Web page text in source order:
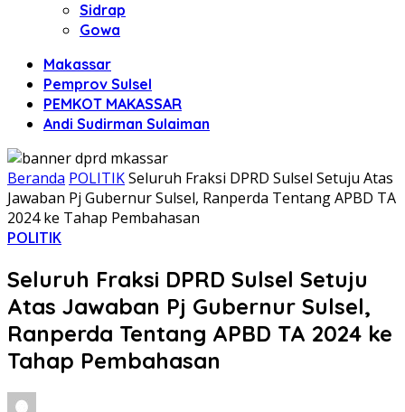
Sidrap
Gowa
Makassar
Pemprov Sulsel
PEMKOT MAKASSAR
Andi Sudirman Sulaiman
Beranda POLITIKSeluruh Fraksi DPRD Sulsel Setuju Atas
Jawaban Pj Gubernur Sulsel, Ranperda Tentang APBD TA
2024 ke Tahap Pembahasan
POLITIK
Seluruh Fraksi DPRD Sulsel Setuju
Atas Jawaban Pj Gubernur Sulsel,
Ranperda Tentang APBD TA 2024 ke
Tahap Pembahasan